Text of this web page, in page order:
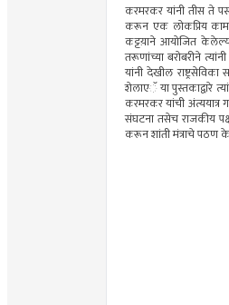
करमरकर यांनी तीस ते
करून एक लोकप्रिय
कट्टय़ाने आयोजित
तरूणांच्या बरोबरीने
यांनी देखील
शेलाएॅ या पुस्तकाद्वारे
करमरकर यांची
संघटना तसेच राजकीय
करून शांती मंत्राचे पठण